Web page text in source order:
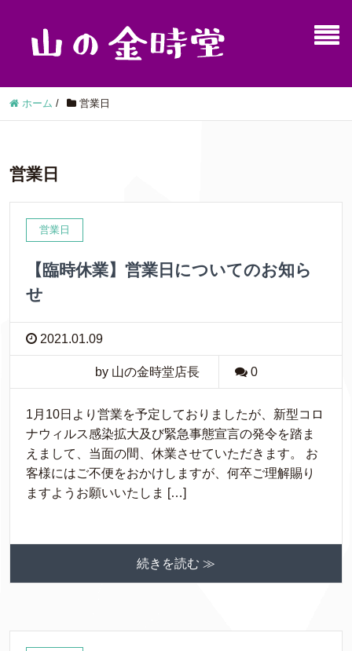
ホーム / 営業日
営業日
営業日
【臨時休業】営業日についてのお知ら
せ
2021.01.09
by 山の金時堂店長 0
1月10日より営業を予定しておりましたが、新型コロ
ナウィルス感染拡大及び緊急事態宣言の発令を踏ま
えまして、当面の間、休業させていただきます。 お
客様にはご不便をおかけしますが、何卒ご理解賜り
ますようお願いいたしま […]
続きを読む ≫